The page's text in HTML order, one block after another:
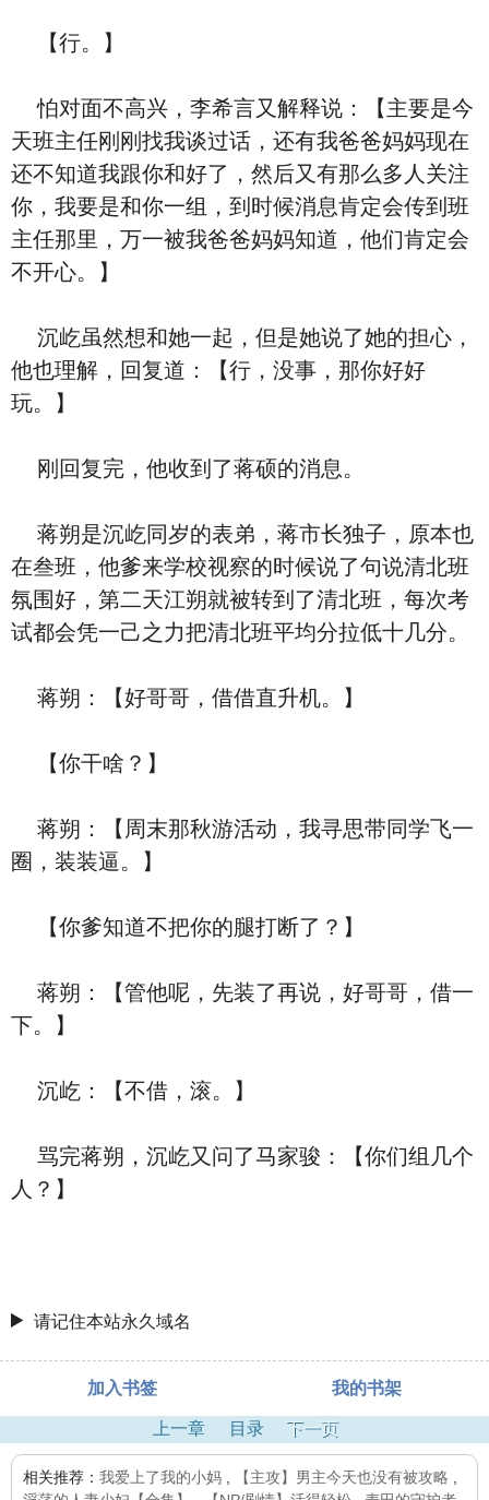
【行。】
怕对面不高兴，李希言又解释说：【主要是今
天班主任刚刚找我谈过话，还有我爸爸妈妈现在
还不知道我跟你和好了，然后又有那么多人关注
你，我要是和你一组，到时候消息肯定会传到班
主任那里，万一被我爸爸妈妈知道，他们肯定会
不开心。】
沉屹虽然想和她一起，但是她说了她的担心，
他也理解，回复道：【行，没事，那你好好
玩。】
刚回复完，他收到了蒋硕的消息。
蒋朔是沉屹同岁的表弟，蒋市长独子，原本也
在叁班，他爹来学校视察的时候说了句说清北班
氛围好，第二天江朔就被转到了清北班，每次考
试都会凭一己之力把清北班平均分拉低十几分。
蒋朔：【好哥哥，借借直升机。】
【你干啥？】
蒋朔：【周末那秋游活动，我寻思带同学飞一
圈，装装逼。】
【你爹知道不把你的腿打断了？】
蒋朔：【管他呢，先装了再说，好哥哥，借一
下。】
沉屹：【不借，滚。】
骂完蒋朔，沉屹又问了马家骏：【你们组几个
人？】
请记住本站永久域名
加入书签 我的书架
上一章 目录 下一页
相关推荐： 我爱上了我的小妈 【主攻】男主今天也没有被攻略